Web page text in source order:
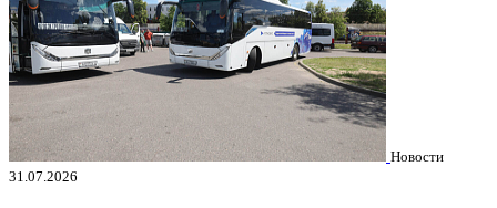
Новости
31.07.2026